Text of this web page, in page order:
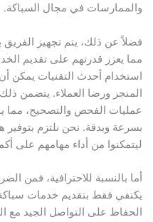
والممارسات في مجال السباكة.
فضلاً عن ذلك، يتم تجهيز الفريق
مما يعزز قدرتهم على تقديم
استخدام أحدث التقنيات يمكن
المنجز ورضا العملاء. يتضمن
عمليات الفحص والتصحيح، مما
بسرعة وبدقة. نحن نلتزم
ليتمكنوا من أداء مهامهم على
أما بالنسبة للاحترافية، فمن
يكتفي فقط بتقديم خدمات
الحفاظ على التواصل الجيد مع